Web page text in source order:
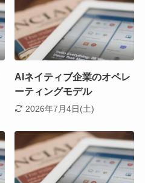
AIネイティブ企業のオペレ
ーティングモデル
2026年7月4日(土)